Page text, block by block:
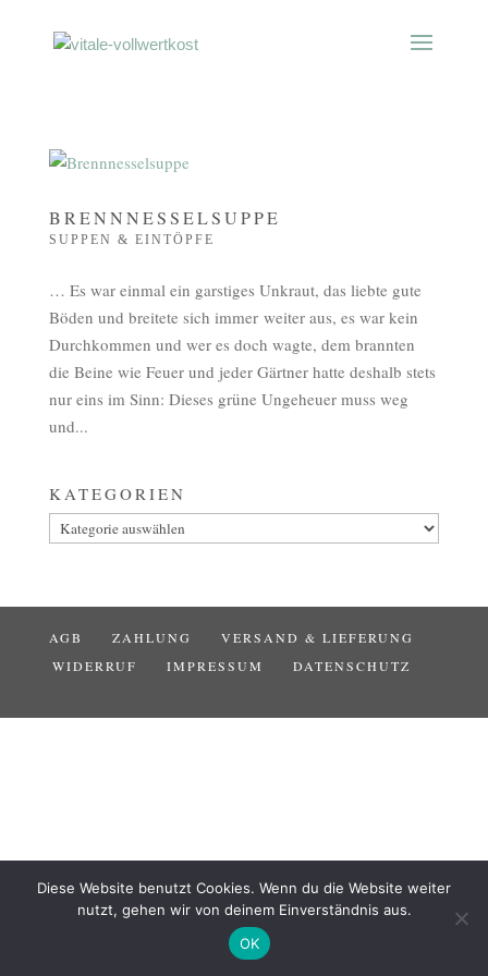
BRENNNESSELSUPPE
SUPPEN & EINTÖPFE
… Es war einmal ein garstiges Unkraut, das liebte gute
Böden und breitete sich immer weiter aus, es war kein
Durchkommen und wer es doch wagte, dem brannten
die Beine wie Feuer und jeder Gärtner hatte deshalb stets
nur eins im Sinn: Dieses grüne Ungeheuer muss weg
und...
KATEGORIEN
Kategorien
AGB ZAHLUNG
VERSAND & LIEFERUNG
WIDERRUF
IMPRESSUM DATENSCHUTZ
Diese Website benutzt Cookies. Wenn du die Website weiter
nutzt, gehen wir von deinem Einverständnis aus.
OK